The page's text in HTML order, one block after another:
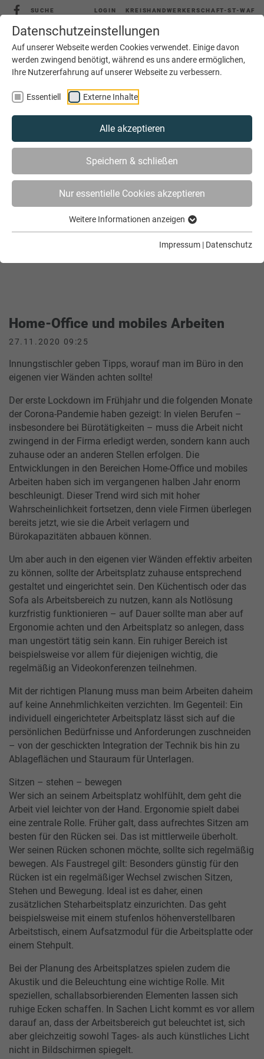
Datenschutzeinstellungen
Auf unserer Webseite werden Cookies verwendet. Einige davon
werden zwingend benötigt, während es uns andere ermöglichen,
Ihre Nutzererfahrung auf unserer Webseite zu verbessern.
Essentiell Externe Inhalte
Alle akzeptieren
Speichern & schließen
Nur essentielle Cookies akzeptieren
Weitere Informationen anzeigen
Impressum | Datenschutz
SUCHE LOGIN KREISHANDWERKERSCHAFT-ST-WAF
SIE SIND HIER
AKTUELLES
HOME-OFFICE UND MOBILES ARBEITEN
Home-Office und mobiles Arbeiten
27.11.2020 09:25
Innungstischler geben Tipps, worauf man im Büro in den
eigenen vier Wänden achten sollte!
Der erste Lockdown im Frühjahr und die folgenden Monate
der Corona-Pandemie haben gezeigt: In vielen Berufen –
insbesondere bei Bürotätigkeiten – muss die Arbeit nicht
zwingend in der Firma erledigt werden, sondern kann auch
zuhause oder an anderen Stellen erfolgen. Die
Entwicklungen in den Bereichen Home-Office und mobiles
Arbeiten haben sich im vergangenen halben Jahr enorm
beschleunigt. Dieser Trend wird sich mit hoher
Wahrscheinlichkeit fortsetzen, denn viele Firmen überlegen
bereits jetzt, wie sie die Arbeit verlagern und
Bürokapazitäten abbauen können.
Um aber auch in den eigenen vier Wänden effektiv arbeiten
zu können, sollte der Arbeitsplatz zuhause entsprechend
gestaltet und eingerichtet sein. Den Küchentisch oder das
Sofa als Arbeitsbereich zu nutzen, kann als Notlösung
kurzfristig funktionieren – auf Dauer sollte man aber auf
Ergonomie achten und den Arbeitsplatz so anlegen, dass
man ungestört tätig sein kann. Ein ruhiger Bereich ist
beispielsweise vor allem für diejenigen wichtig, die
regelmäßig an Videokonferenzen teilnehmen.
Mit der richtigen Planung muss man beim Arbeiten daheim
auf keine Annehmlichkeiten verzichten. Im Gegenteil: Ein
individuell eingerichteter Arbeitsplatz lässt sich auf die
persönlichen Bedürfnisse und Anforderungen zuschneiden
– von der geschickten Integration der Technik bis hin zu
Ablageflächen und Stauraum für Unterlagen.
Sitzen – stehen – bewegen
Wer sich an seinem Arbeitsplatz wohlfühlt, dem geht die
Arbeit viel leichter von der Hand. Ergonomie spielt dabei
eine zentrale Rolle. Früher galt, dass aufrechtes Sitzen am
besten für den Rücken sei. Das ist mittlerweile überholt.
Wer seinen Rücken schonen möchte, sollte sich regelmäßig
bewegen. Als Faustregel gilt: Besonders günstig für den
Rücken ist ein regelmäßiger Wechsel zwischen Sitzen,
Stehen und Bewegung. Ideal ist es daher, einen
zusätzlichen Steharbeitsplatz einzurichten. Das geht
beispielsweise mit einem stufenlos höhenverstellbaren
Arbeitstisch, einem Aufsatzmodul für die Arbeitsplatte oder
einem Stehpult.
Bei der Planung des Arbeitsplatzes spielen zudem die
Akustik und die Beleuchtung eine wichtige Rolle. Mit
speziellen, schallabsorbierenden Elementen lassen sich
ruhige Ecken schaffen. In Sachen Licht kommt es vor allem
darauf an, dass der Arbeitsbereich gut beleuchtet ist, sich
aber gleichzeitig sowohl Tages- als auch künstliches Licht
nicht in Bildschirmen spiegelt.